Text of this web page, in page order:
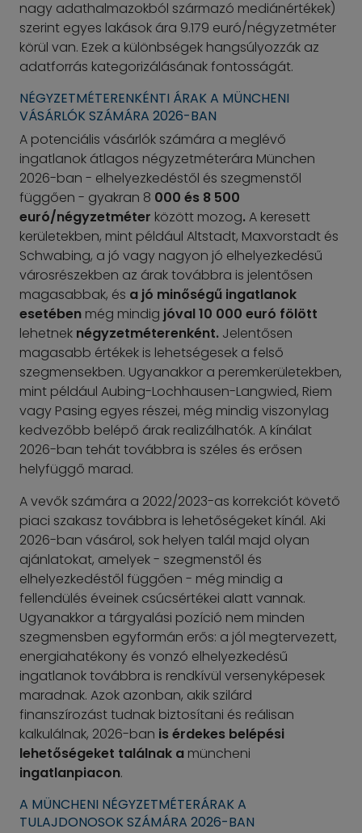
nagy adathalmazokból származó mediánértékek)
szerint egyes lakások ára 9.179 euró/négyzetméter
körül van. Ezek a különbségek hangsúlyozzák az
adatforrás kategorizálásának fontosságát.
NÉGYZETMÉTERENKÉNTI ÁRAK A MÜNCHENI
VÁSÁRLÓK SZÁMÁRA 2026-BAN
A potenciális vásárlók számára a meglévő
ingatlanok átlagos négyzetméterára München
2026-ban - elhelyezkedéstől és szegmenstől
függően - gyakran 8 000 és 8 500
euró/négyzetméter között mozog.A keresett
kerületekben, mint például Altstadt, Maxvorstadt és
Schwabing, a jó vagy nagyon jó elhelyezkedésű
városrészekben az árak továbbra is jelentősen
magasabbak, és a jó minőségű ingatlanok
esetében még mindig jóval 10 000 euró fölött
lehetnek négyzetméterenként. Jelentősen
magasabb értékek is lehetségesek a felső
szegmensekben. Ugyanakkor a peremkerületekben,
mint például Aubing-Lochhausen-Langwied, Riem
vagy Pasing egyes részei, még mindig viszonylag
kedvezőbb belépő árak realizálhatók. A kínálat
2026-ban tehát továbbra is széles és erősen
helyfüggő marad.
A vevők számára a 2022/2023-as korrekciót követő
piaci szakasz továbbra is lehetőségeket kínál. Aki
2026-ban vásárol, sok helyen talál majd olyan
ajánlatokat, amelyek - szegmenstől és
elhelyezkedéstől függően - még mindig a
fellendülés éveinek csúcsértékei alatt vannak.
Ugyanakkor a tárgyalási pozíció nem minden
szegmensben egyformán erős: a jól megtervezett,
energiahatékony és vonzó elhelyezkedésű
ingatlanok továbbra is rendkívül versenyképesek
maradnak. Azok azonban, akik szilárd
finanszírozást tudnak biztosítani és reálisan
kalkulálnak, 2026-ban is érdekes belépési
lehetőségeket találnak a müncheni
ingatlanpiacon.
A MÜNCHENI NÉGYZETMÉTERÁRAK A
TULAJDONOSOK SZÁMÁRA 2026-BAN